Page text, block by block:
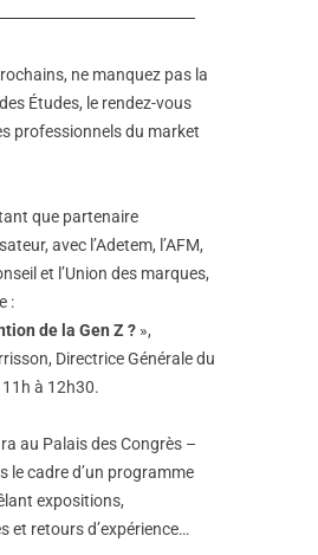
ne manquez pas la
Études, le rendez-vous
professionnels du market
que partenaire
avec l’Adetem, l’AFM,
et l’Union des marques,
:
de la Gen Z ? »,
Directrice Générale du
11h à 12h30.
au Palais des Congrès –
le cadre d’un programme
expositions,
et retours d’expérience…